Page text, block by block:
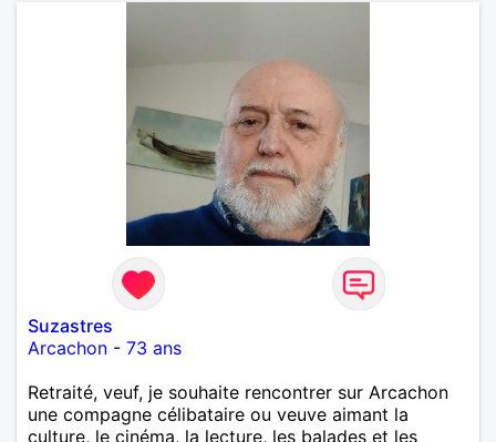
Suzastres
Arcachon - 73 ans
Retraité, veuf, je souhaite rencontrer sur Arcachon
une compagne célibataire ou veuve aimant la
culture, le cinéma, la lecture, les balades et les